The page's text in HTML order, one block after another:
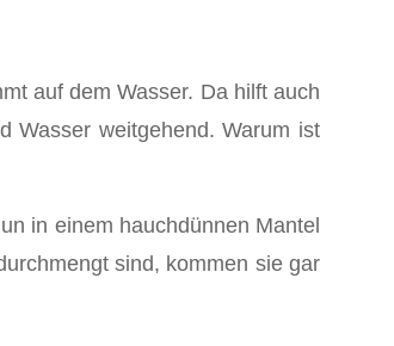
auf dem Wasser. Da hilft auch
Wasser weitgehend. Warum ist
in einem hauchdünnen Mantel
sind, kommen sie gar